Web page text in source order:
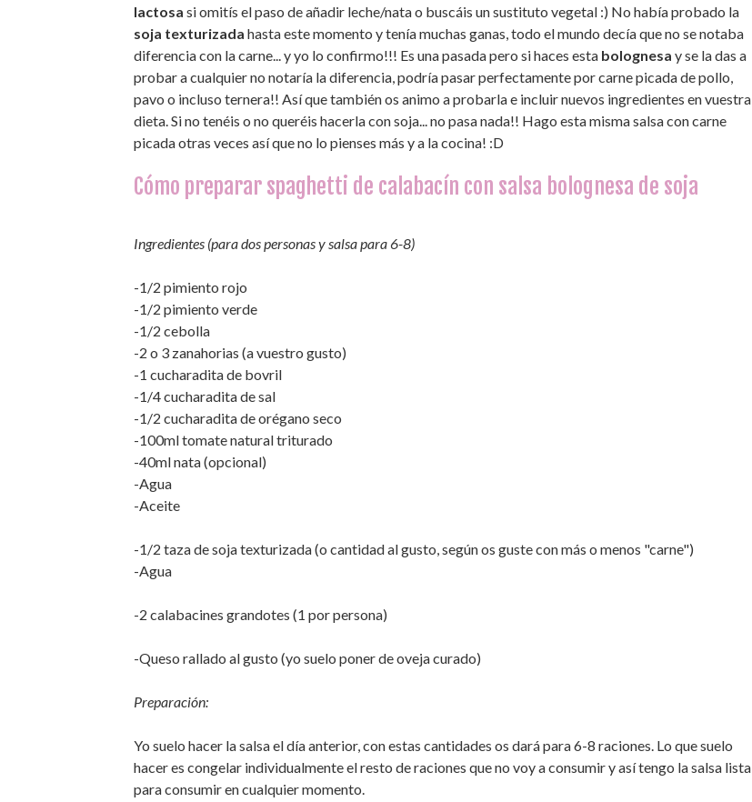
lactosa si omitís el paso de añadir leche/nata o buscáis un sustituto vegetal :) No había probado la
soja texturizada hasta este momento y tenía muchas ganas, todo el mundo decía que no se notaba
diferencia con la carne... y yo lo confirmo!!! Es una pasada pero si haces esta bolognesa y se la das a
probar a cualquier no notaría la diferencia, podría pasar perfectamente por carne picada de pollo,
pavo o incluso ternera!! Así que también os animo a probarla e incluir nuevos ingredientes en vuestra
dieta. Si no tenéis o no queréis hacerla con soja... no pasa nada!! Hago esta misma salsa con carne
picada otras veces así que no lo pienses más y a la cocina! :D
Cómo preparar spaghetti de calabacín con salsa bolognesa de soja
Ingredientes (para dos personas y salsa para 6-8)
-1/2 pimiento rojo
-1/2 pimiento verde
-1/2 cebolla
-2 o 3 zanahorias (a vuestro gusto)
-1 cucharadita de bovril
-1/4 cucharadita de sal
-1/2 cucharadita de orégano seco
-100ml tomate natural triturado
-40ml nata (opcional)
-Agua
-Aceite
-1/2 taza de soja texturizada (o cantidad al gusto, según os guste con más o menos "carne")
-Agua
-2 calabacines grandotes (1 por persona)
-Queso rallado al gusto (yo suelo poner de oveja curado)
Preparación:
Yo suelo hacer la salsa el día anterior, con estas cantidades os dará para 6-8 raciones. Lo que suelo
hacer es congelar individualmente el resto de raciones que no voy a consumir y así tengo la salsa lista
para consumir en cualquier momento.